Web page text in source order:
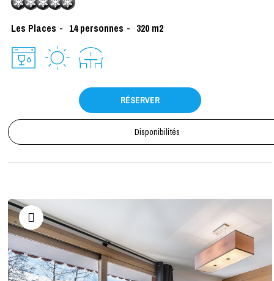
Les Places 14 personnes 320 m2
RÉSERVER
Disponibilités